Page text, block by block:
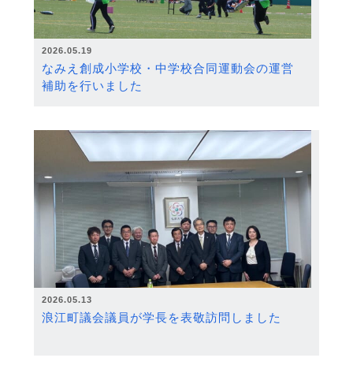
2026.05.19
なみえ創成小学校・中学校合同運動会の運営
補助を行いました
2026.05.13
浪江町議会議員が学長を表敬訪問しました